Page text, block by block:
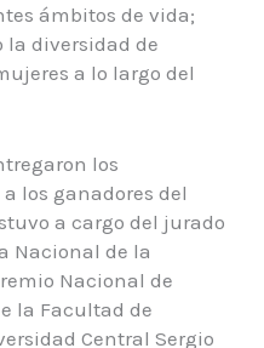
ámbitos de vida;
la diversidad de
a lo largo del
los
los ganadores del
a cargo del jurado
Nacional de la
Nacional de
la Facultad de
Central Sergio